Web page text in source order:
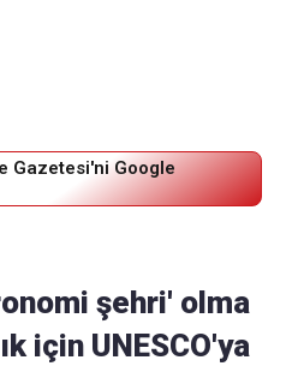
Gazetesi'ni Google
şehri' olma
için UNESCO'ya